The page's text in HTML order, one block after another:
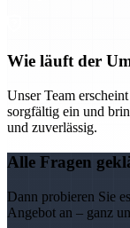
Wie läuft der
Unser Team
sorgfältig ein und
und zuverlässig.
Alle Fragen
Dann probieren Sie
Angebot an – ganz